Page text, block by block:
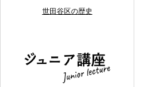
世田谷区の歴史